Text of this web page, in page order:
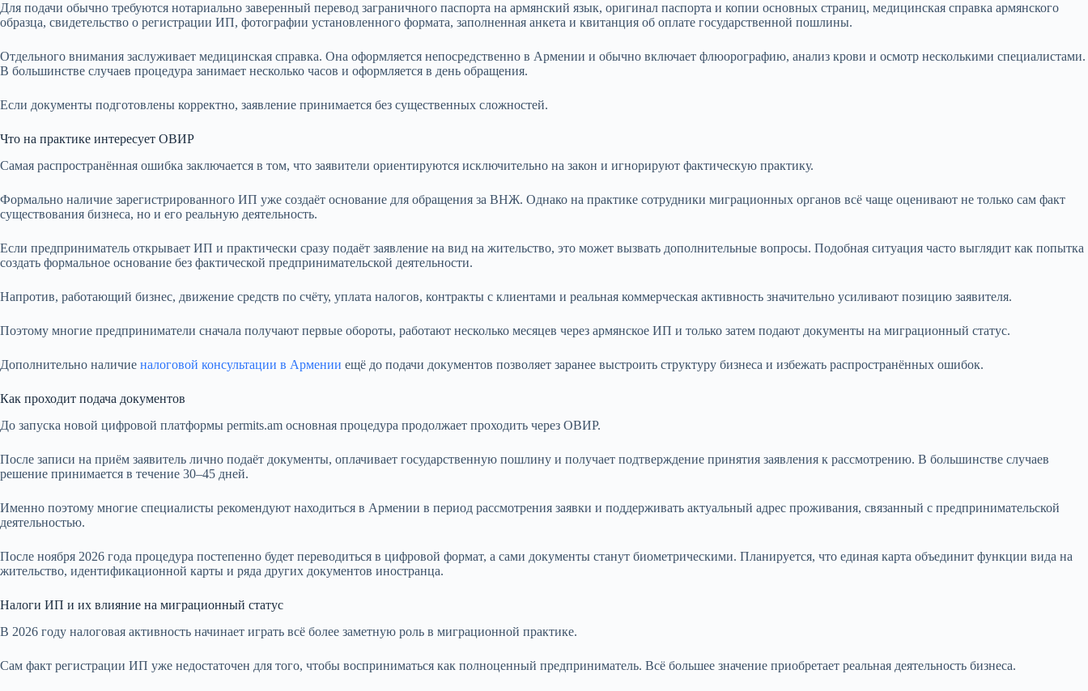
Для подачи обычно требуются нотариально заверенный перевод заграничного паспорта на армянский язык, оригинал паспорта и копии основных страниц, медицинская справка армянского
образца, свидетельство о регистрации ИП, фотографии установленного формата, заполненная анкета и квитанция об оплате государственной пошлины.
Отдельного внимания заслуживает медицинская справка. Она оформляется непосредственно в Армении и обычно включает флюорографию, анализ крови и осмотр несколькими специалистами.
В большинстве случаев процедура занимает несколько часов и оформляется в день обращения.
Если документы подготовлены корректно, заявление принимается без существенных сложностей.
Что на практике интересует ОВИР
Самая распространённая ошибка заключается в том, что заявители ориентируются исключительно на закон и игнорируют фактическую практику.
Формально наличие зарегистрированного ИП уже создаёт основание для обращения за ВНЖ. Однако на практике сотрудники миграционных органов всё чаще оценивают не только сам факт
существования бизнеса, но и его реальную деятельность.
Если предприниматель открывает ИП и практически сразу подаёт заявление на вид на жительство, это может вызвать дополнительные вопросы. Подобная ситуация часто выглядит как попытка
создать формальное основание без фактической предпринимательской деятельности.
Напротив, работающий бизнес, движение средств по счёту, уплата налогов, контракты с клиентами и реальная коммерческая активность значительно усиливают позицию заявителя.
Поэтому многие предприниматели сначала получают первые обороты, работают несколько месяцев через армянское ИП и только затем подают документы на миграционный статус.
Дополнительно наличие налоговой консультации в Армении ещё до подачи документов позволяет заранее выстроить структуру бизнеса и избежать распространённых ошибок.
Как проходит подача документов
До запуска новой цифровой платформы permits.am основная процедура продолжает проходить через ОВИР.
После записи на приём заявитель лично подаёт документы, оплачивает государственную пошлину и получает подтверждение принятия заявления к рассмотрению. В большинстве случаев
решение принимается в течение 30–45 дней.
Именно поэтому многие специалисты рекомендуют находиться в Армении в период рассмотрения заявки и поддерживать актуальный адрес проживания, связанный с предпринимательской
деятельностью.
После ноября 2026 года процедура постепенно будет переводиться в цифровой формат, а сами документы станут биометрическими. Планируется, что единая карта объединит функции вида на
жительство, идентификационной карты и ряда других документов иностранца.
Налоги ИП и их влияние на миграционный статус
В 2026 году налоговая активность начинает играть всё более заметную роль в миграционной практике.
Сам факт регистрации ИП уже недостаточен для того, чтобы восприниматься как полноценный предприниматель. Всё большее значение приобретает реальная деятельность бизнеса.